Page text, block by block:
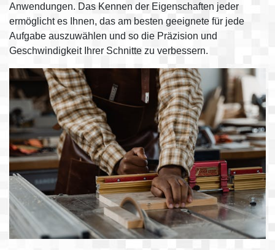
Anwendungen. Das Kennen der Eigenschaften jeder
ermöglicht es Ihnen, das am besten geeignete für jede
Aufgabe auszuwählen und so die Präzision und
Geschwindigkeit Ihrer Schnitte zu verbessern.